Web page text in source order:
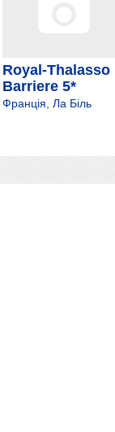
Royal-Thalasso
Barriere 5*
Франція Ла Біль